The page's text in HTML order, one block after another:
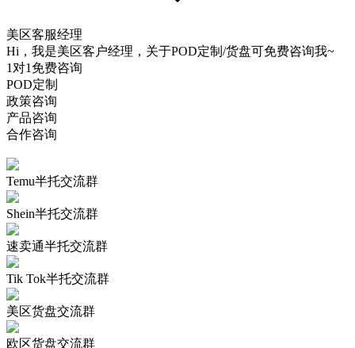
美国取消 800 美元小包免税落地，跨境直邮卖家该怎么应对